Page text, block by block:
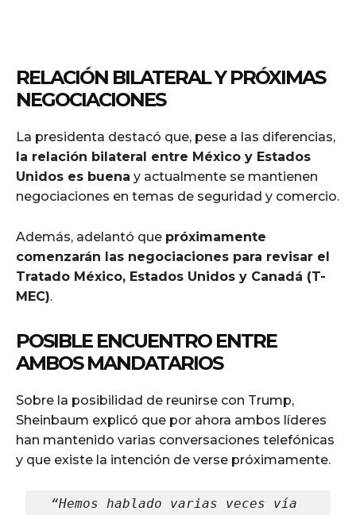
RELACIÓN BILATERAL Y PRÓXIMAS
NEGOCIACIONES
La presidenta destacó que, pese a las diferencias,
la relación bilateral entre México y Estados
Unidos es buena y actualmente se mantienen
negociaciones en temas de seguridad y comercio.
Además, adelantó que próximamente
comenzarán las negociaciones para revisar el
Tratado México, Estados Unidos y Canadá (T-
MEC).
POSIBLE ENCUENTRO ENTRE
AMBOS MANDATARIOS
Sobre la posibilidad de reunirse con Trump,
Sheinbaum explicó que por ahora ambos líderes
han mantenido varias conversaciones telefónicas
y que existe la intención de verse próximamente.
“Hemos hablado varias veces vía